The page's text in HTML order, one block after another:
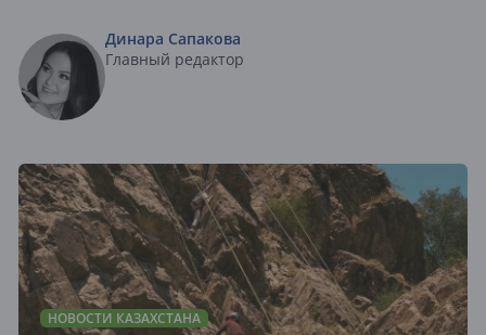
Динара Сапакова
Главный редактор
НОВОСТИ КАЗАХСТАНА